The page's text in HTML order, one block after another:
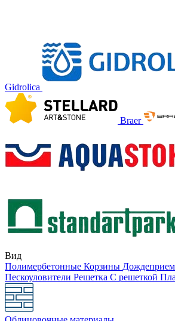
Gidrolica
Braer
Вид
Полимербетонные Корзины
Пескоуловители Решетка С решеткой